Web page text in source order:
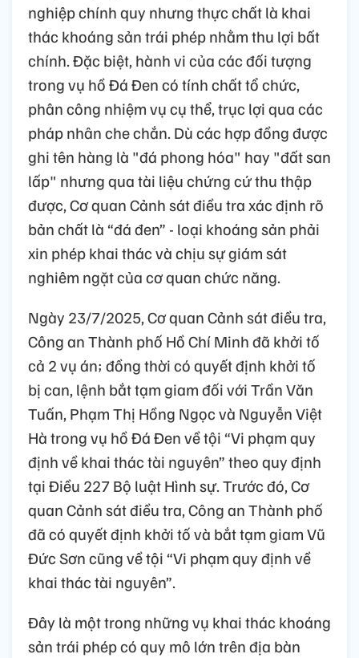
nghiệp chính quy nhưng thực chất là khai
thác khoáng sản trái phép nhằm thu lợi bất
chính. Đặc biệt, hành vi của các đối tượng
trong vụ hồ Đá Đen có tính chất tổ chức,
phân công nhiệm vụ cụ thể, trục lợi qua các
pháp nhân che chắn. Dù các hợp đồng được
ghi tên hàng là "đá phong hóa" hay "đất san
lấp" nhưng qua tài liệu chứng cứ thu thập
được, Cơ quan Cảnh sát điều tra xác định rõ
bản chất là “đá đen” - loại khoáng sản phải
xin phép khai thác và chịu sự giám sát
nghiêm ngặt của cơ quan chức năng.
Ngày 23/7/2025, Cơ quan Cảnh sát điều tra,
Công an Thành phố Hồ Chí Minh đã khởi tố
cả 2 vụ án; đồng thời có quyết định khởi tố
bị can, lệnh bắt tạm giam đối với Trần Văn
Tuấn, Phạm Thị Hồng Ngọc và Nguyễn Việt
Hà trong vụ hồ Đá Đen về tội “Vi phạm quy
định về khai thác tài nguyên” theo quy định
tại Điều 227 Bộ luật Hình sự. Trước đó, Cơ
quan Cảnh sát điều tra, Công an Thành phố
đã có quyết định khởi tố và bắt tạm giam Vũ
Đức Sơn cũng về tội “Vi phạm quy định về
khai thác tài nguyên”.
Đây là một trong những vụ khai thác khoáng
sản trái phép có quy mô lớn trên địa bàn